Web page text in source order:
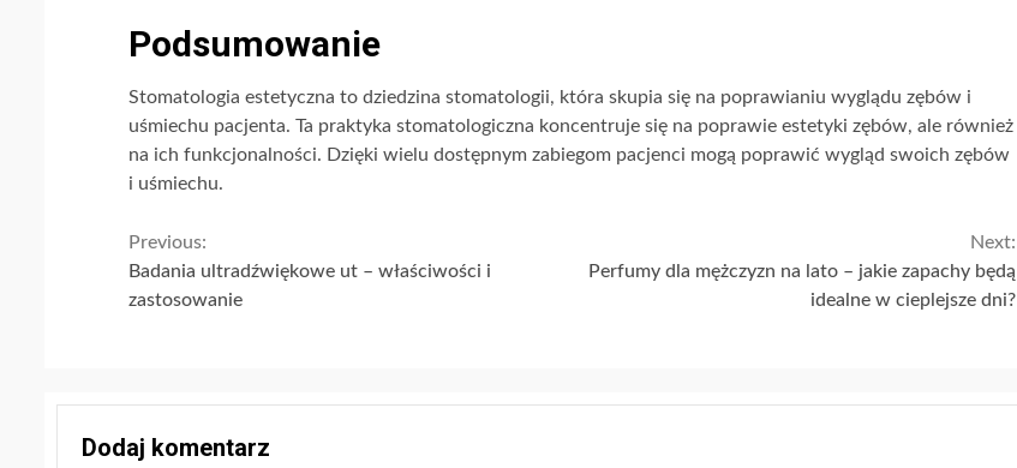
Podsumowanie
Stomatologia estetyczna to dziedzina stomatologii, która skupia się na poprawianiu wyglądu zębów i
uśmiechu pacjenta. Ta praktyka stomatologiczna koncentruje się na poprawie estetyki zębów, ale również
na ich funkcjonalności. Dzięki wielu dostępnym zabiegom pacjenci mogą poprawić wygląd swoich zębów
i uśmiechu.
Continue
Reading
Previous:
Badania ultradźwiękowe ut – właściwości i
zastosowanie
Next:
Perfumy dla mężczyzn na lato – jakie zapachy będą
idealne w cieplejsze dni?
Dodaj komentarz